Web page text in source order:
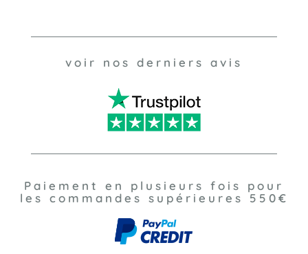
voir nos derniers avis
Paiement en plusieurs fois pour
les commandes supérieures 550€